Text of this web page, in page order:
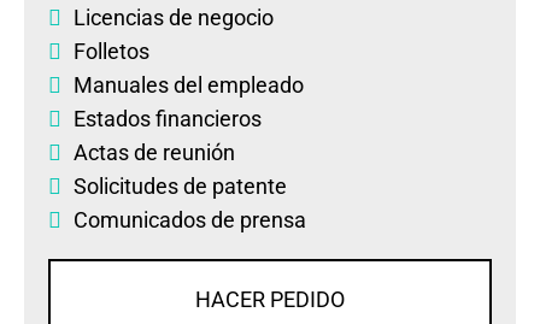
Licencias de negocio
Folletos
Manuales del empleado
Estados financieros
Actas de reunión
Solicitudes de patente
Comunicados de prensa
HACER PEDIDO